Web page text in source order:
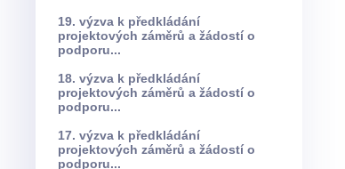
19. výzva k předkládání
projektových záměrů a žádostí o
podporu...
18. výzva k předkládání
projektových záměrů a žádostí o
podporu...
17. výzva k předkládání
projektových záměrů a žádostí o
podporu...